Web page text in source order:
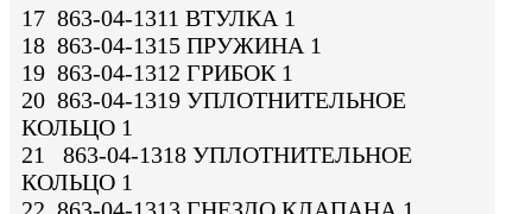
17 863-04-1311 ВТУЛКА 1
18 863-04-1315 ПРУЖИНА 1
19 863-04-1312 ГРИБОК 1
20 863-04-1319 УПЛОТНИТЕЛЬНОЕ
КОЛЬЦО 1
21 863-04-1318 УПЛОТНИТЕЛЬНОЕ
КОЛЬЦО 1
22 863-04-1313 ГНЕЗДО КЛАПАНА 1